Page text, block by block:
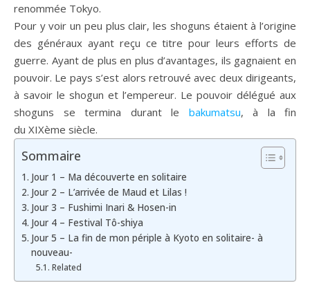
renommée Tokyo.
Pour y voir un peu plus clair, les shoguns étaient à l’origine
des généraux ayant reçu ce titre pour leurs efforts de
guerre. Ayant de plus en plus d’avantages, ils gagnaient en
pouvoir. Le pays s’est alors retrouvé avec deux dirigeants,
à savoir le shogun et l’empereur. Le pouvoir délégué aux
shoguns se termina durant le bakumatsu, à la fin
du XIXème siècle.
Sommaire
Jour 1 – Ma découverte en solitaire
Jour 2 – L’arrivée de Maud et Lilas !
Jour 3 – Fushimi Inari & Hosen-in
Jour 4 – Festival Tô-shiya
Jour 5 – La fin de mon périple à Kyoto en solitaire- à
nouveau-
Related